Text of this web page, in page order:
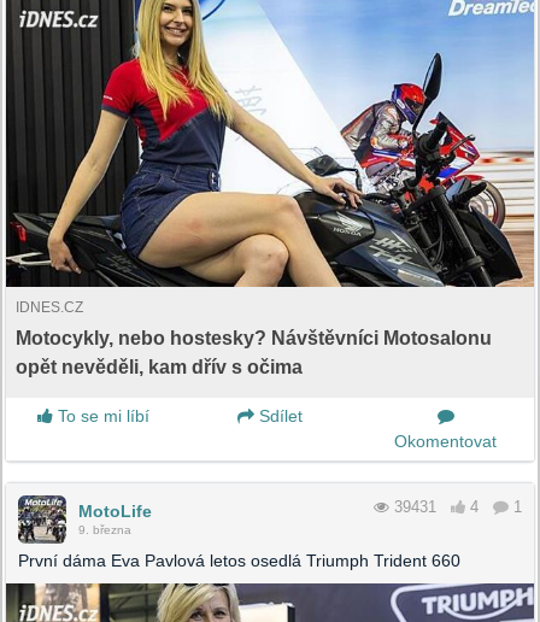
IDNES.CZ
Motocykly, nebo hostesky? Návštěvníci Motosalonu
opět nevěděli, kam dřív s očima
To se mi líbí
Sdílet
Okomentovat
MotoLife
9. března
39431 4 1
První dáma Eva Pavlová letos osedlá Triumph Trident 660